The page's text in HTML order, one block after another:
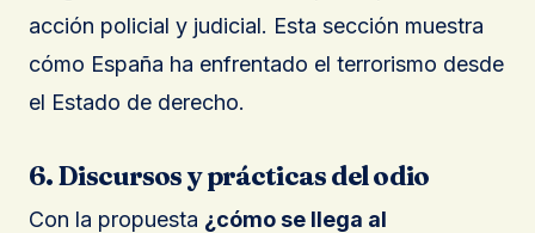
acción policial y judicial. Esta sección muestra
cómo España ha enfrentado el terrorismo desde
el Estado de derecho.
6. Discursos y prácticas del odio
Con la propuesta ¿cómo se llega al